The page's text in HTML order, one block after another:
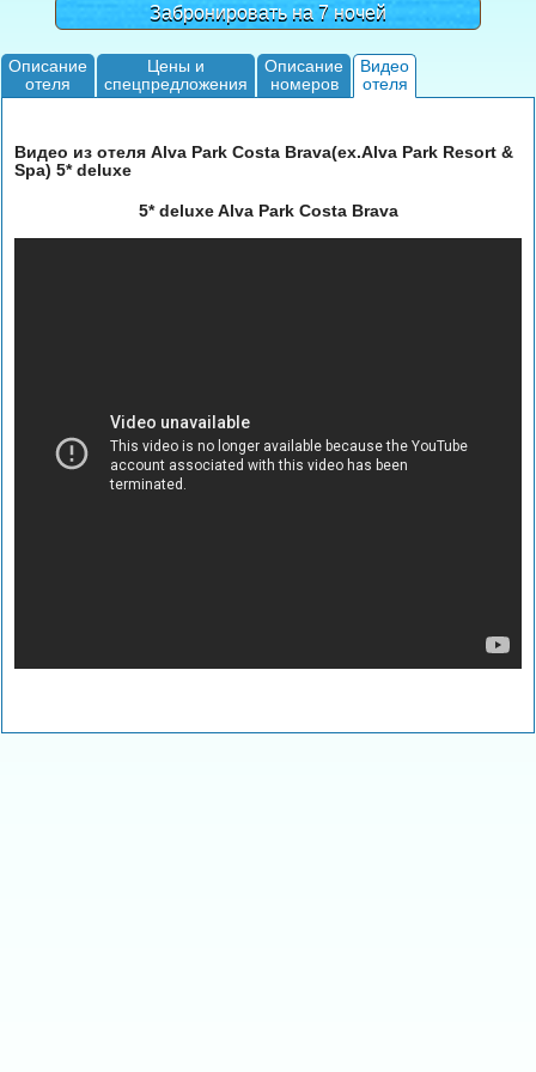
Забронировать на 7 ночей
Описание
отеля
Цены и
спецпредложения
Описание
номеров
Видео
отеля
Видео из отеля Alva Park Costa Brava(ex.Alva Park Resort &
Spa) 5* deluxe
5* deluxe Alva Park Costa Brava